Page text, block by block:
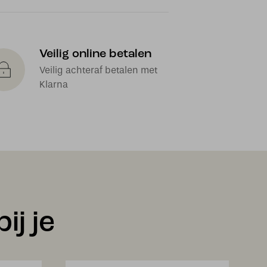
Veilig online betalen
Veilig achteraf betalen met
Klarna
je